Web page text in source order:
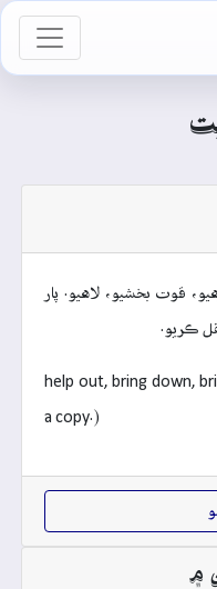
قوت بخشيو، لاهيو. پار
ڪريو.
help out, bring down,
a copy.)
۾